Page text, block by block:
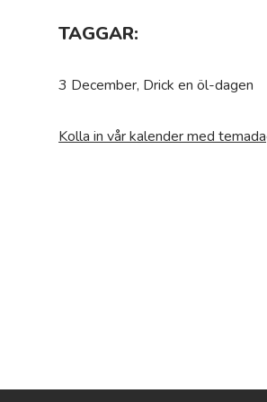
TAGGAR:
3 December, Drick en öl-dagen
Kolla in vår kalender med